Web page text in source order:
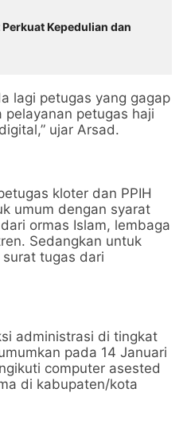
Kepedulian dan
lagi petugas yang gagap
pelayanan petugas haji
ujar Arsad.
kloter dan PPIH
umum dengan syarat
ormas Islam, lembaga
Sedangkan untuk
surat tugas dari
administrasi di tingkat
pada 14 Januari
computer asested
di kabupaten/kota